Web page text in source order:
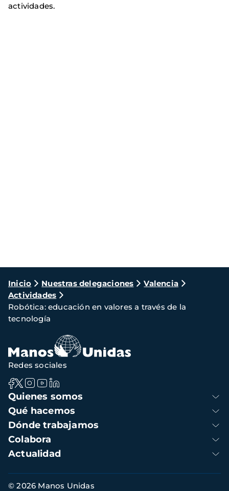
actividades.
Ruta
de
navegación
Inicio Nuestras delegaciones
Valencia
Actividades
Robótica: educación en valores a través de la
tecnología
Navegación
principal
Quienes somos
Qué hacemos
Dónde trabajamos
Colabora
Actualidad
Redes sociales
Información
© 2026 Manos Unidas